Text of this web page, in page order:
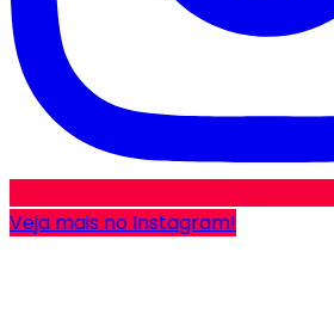
Veja mais no Instagram!